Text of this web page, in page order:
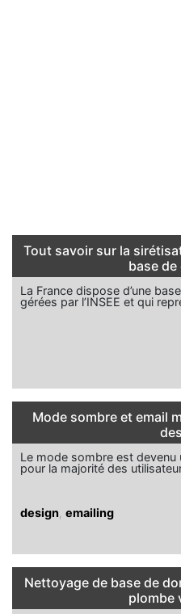
Tout savoir sur la
base
La France dispose d’une
gérées par l’INSEE et qui
Mode sombre et email
Le mode sombre est
pour la majorité des
design emailing
Nettoyage de base de
plombe